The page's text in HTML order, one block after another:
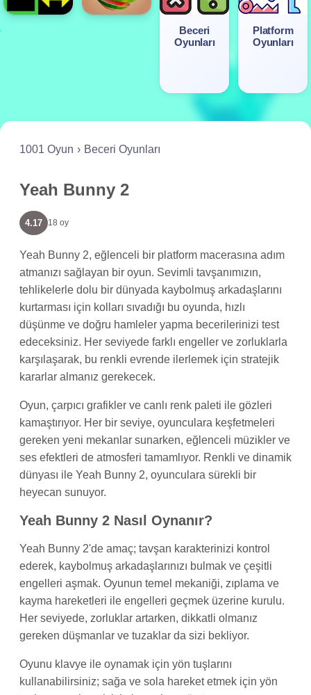
Beceri
Oyunları
Platform
Oyunları
1001 Oyun Beceri Oyunları
Yeah Bunny 2
4.17 18 oy
Yeah Bunny 2, eğlenceli bir platform macerasına adım
atmanızı sağlayan bir oyun. Sevimli tavşanımızın,
tehlikelerle dolu bir dünyada kaybolmuş arkadaşlarını
kurtarması için kolları sıvadığı bu oyunda, hızlı
düşünme ve doğru hamleler yapma becerilerinizi test
edeceksiniz. Her seviyede farklı engeller ve zorluklarla
karşılaşarak, bu renkli evrende ilerlemek için stratejik
kararlar almanız gerekecek.
Oyun, çarpıcı grafikler ve canlı renk paleti ile gözleri
kamaştırıyor. Her bir seviye, oyunculara keşfetmeleri
gereken yeni mekanlar sunarken, eğlenceli müzikler ve
ses efektleri de atmosferi tamamlıyor. Renkli ve dinamik
dünyası ile Yeah Bunny 2, oyunculara sürekli bir
heyecan sunuyor.
Yeah Bunny 2 Nasıl Oynanır?
Yeah Bunny 2'de amaç; tavşan karakterinizi kontrol
ederek, kaybolmuş arkadaşlarınızı bulmak ve çeşitli
engelleri aşmak. Oyunun temel mekaniği, zıplama ve
kayma hareketleri ile engelleri geçmek üzerine kurulu.
Her seviyede, zorluklar artarken, dikkatli olmanız
gereken düşmanlar ve tuzaklar da sizi bekliyor.
Oyunu klavye ile oynamak için yön tuşlarını
kullanabilirsiniz; sağa ve sola hareket etmek için yön